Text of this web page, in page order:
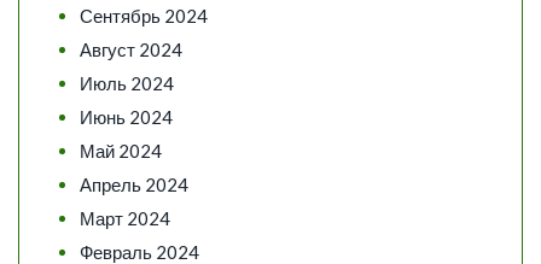
Сентябрь 2024
Август 2024
Июль 2024
Июнь 2024
Май 2024
Апрель 2024
Март 2024
Февраль 2024